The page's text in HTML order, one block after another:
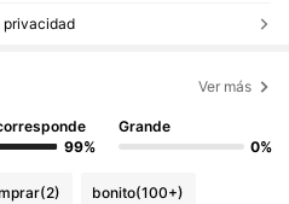
privacidad
Ver más
99%
Grande
0%
(2) bonito(100+)